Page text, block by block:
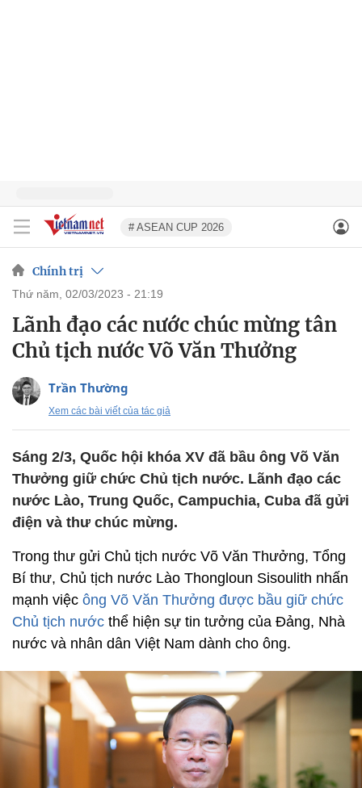
# ASEAN CUP 2026
Chính trị
thứ năm, 02/03/2023 - 21:19
Lãnh đạo các nước chúc mừng tân
Chủ tịch nước Võ Văn Thưởng
Trần Thường
Xem các bài viết của tác giả
Sáng 2/3, Quốc hội khóa XV đã bầu ông Võ Văn
Thưởng giữ chức Chủ tịch nước. Lãnh đạo các
nước Lào, Trung Quốc, Campuchia, Cuba đã gửi
điện và thư chúc mừng.
Trong thư gửi Chủ tịch nước Võ Văn Thưởng, Tổng
Bí thư, Chủ tịch nước Lào Thongloun Sisoulith nhấn
mạnh việc ông Võ Văn Thưởng được bầu giữ chức
Chủ tịch nước thể hiện sự tin tưởng của Đảng, Nhà
nước và nhân dân Việt Nam dành cho ông.